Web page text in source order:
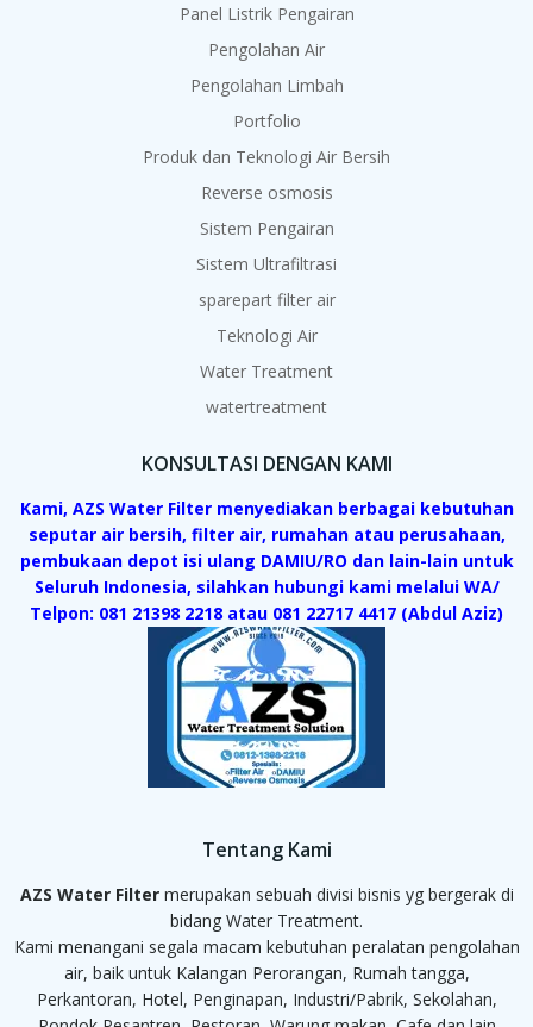
Panel Listrik Pengairan
Pengolahan Air
Pengolahan Limbah
Portfolio
Produk dan Teknologi Air Bersih
Reverse osmosis
Sistem Pengairan
Sistem Ultrafiltrasi
sparepart filter air
Teknologi Air
Water Treatment
watertreatment
KONSULTASI DENGAN KAMI
Kami, AZS Water Filter menyediakan berbagai kebutuhan
seputar air bersih, filter air, rumahan atau perusahaan,
pembukaan depot isi ulang DAMIU/RO dan lain-lain untuk
Seluruh Indonesia, silahkan hubungi kami melalui WA/
Telpon: 081 21398 2218 atau 081 22717 4417 (Abdul Aziz)
Tentang Kami
AZS Water Filtermerupakan sebuah divisi bisnis yg bergerak di
bidang Water Treatment.
Kami menangani segala macam kebutuhan peralatan pengolahan
air, baik untuk Kalangan Perorangan, Rumah tangga,
Perkantoran, Hotel, Penginapan, Industri/Pabrik, Sekolahan,